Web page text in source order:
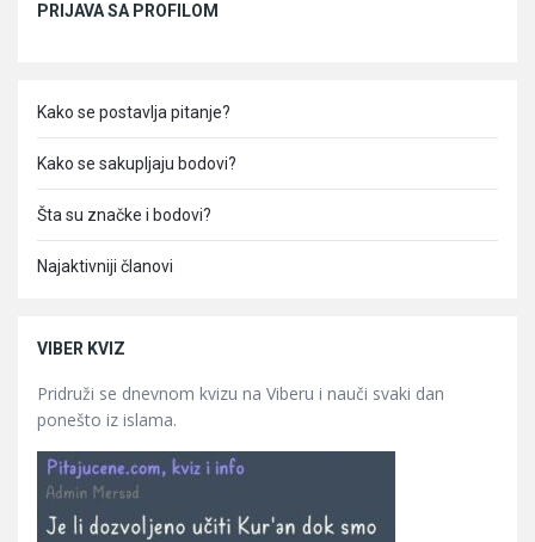
PRIJAVA SA PROFILOM
Kako se postavlja pitanje?
Kako se sakupljaju bodovi?
Šta su značke i bodovi?
Najaktivniji članovi
VIBER KVIZ
Pridruži se dnevnom kvizu na Viberu i nauči svaki dan
ponešto iz islama.